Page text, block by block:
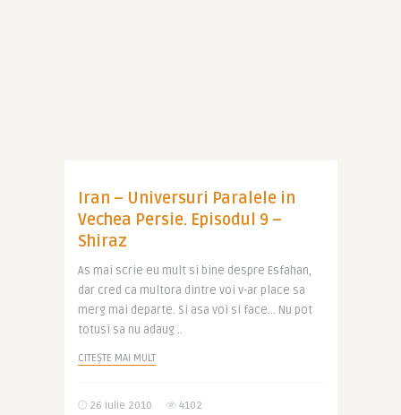
Iran – Universuri Paralele in
Vechea Persie. Episodul 9 –
Shiraz
As mai scrie eu mult si bine despre Esfahan,
dar cred ca multora dintre voi v-ar place sa
merg mai departe. Si asa voi si face… Nu pot
totusi sa nu adaug ..
CITEȘTE MAI MULT
26 iulie 2010 4102